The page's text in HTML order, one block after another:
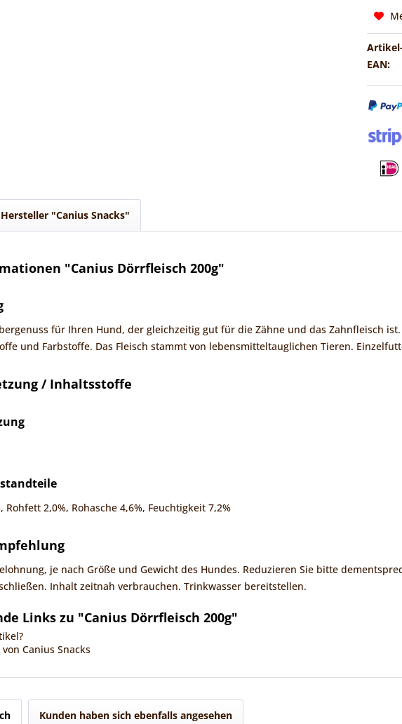
EAN:
Hersteller "Canius Snacks"
"Canius Dörrfleisch 200g"
für Ihren Hund, der gleichzeitig gut für die Zähne und das Zahnfleisch
und Farbstoffe. Das Fleisch stammt von lebensmitteltauglichen Tieren.
/ Inhaltsstoffe
Rohfett 2,0%, Rohasche 4,6%, Feuchtigkeit 7,2%
je nach Größe und Gewicht des Hundes. Reduzieren Sie bitte
Inhalt zeitnah verbrauchen. Trinkwasser bereitstellen.
Links zu "Canius Dörrfleisch 200g"
Canius Snacks
Kunden haben sich ebenfalls angesehen